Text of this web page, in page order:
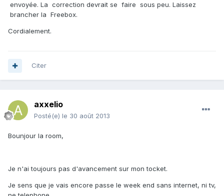
envoyée. La correction devrait se faire sous peu. Laissez
brancher la Freebox.
Cordialement.
Citer
axxelio
Posté(e) le 30 août 2013
Bounjour la room,
Je n'ai toujours pas d'avancement sur mon tocket.
Je sens que je vais encore passe le week end sans internet, ni tv,